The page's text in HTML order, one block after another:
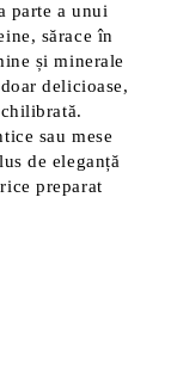
parte a unui
sărace în
și minerale
delicioase,
sau mese
de eleganță
preparat